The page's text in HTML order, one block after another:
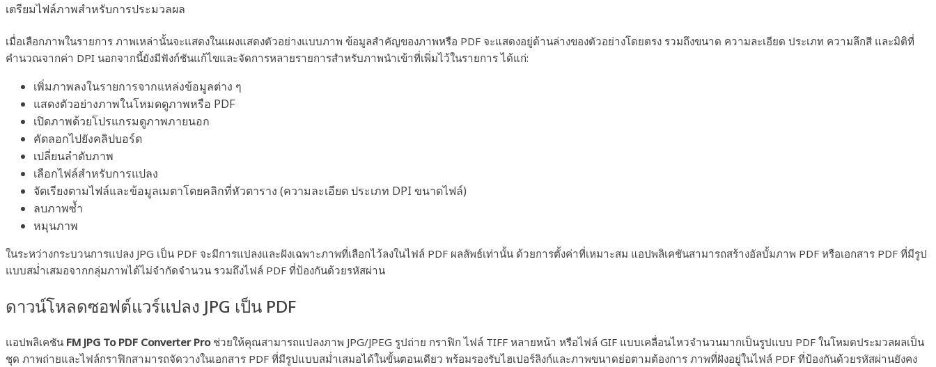
เตรียมไฟล์ภาพสำหรับการประมวลผล
เมื่อเลือกภาพในรายการ ภาพเหล่านั้นจะแสดงในแผงแสดงตัวอย่างแบบภาพ ข้อมูลสำคัญของภาพหรือ PDF จะแสดงอยู่ด้านล่างของตัวอย่างโดยตรง รวมถึงขนาด ความละเอียด ประเภท ความลึกสี และมิติที่
คำนวณจากค่า DPI นอกจากนี้ยังมีฟังก์ชันแก้ไขและจัดการหลายรายการสำหรับภาพนำเข้าที่เพิ่มไว้ในรายการ ได้แก่:
เพิ่มภาพลงในรายการจากแหล่งข้อมูลต่าง ๆ
แสดงตัวอย่างภาพในโหมดดูภาพหรือ PDF
เปิดภาพด้วยโปรแกรมดูภาพภายนอก
คัดลอกไปยังคลิปบอร์ด
เปลี่ยนลำดับภาพ
เลือกไฟล์สำหรับการแปลง
จัดเรียงตามไฟล์และข้อมูลเมตาโดยคลิกที่หัวตาราง (ความละเอียด ประเภท DPI ขนาดไฟล์)
ลบภาพซ้ำ
หมุนภาพ
ในระหว่างกระบวนการแปลง JPG เป็น PDF จะมีการแปลงและฝังเฉพาะภาพที่เลือกไว้ลงในไฟล์ PDF ผลลัพธ์เท่านั้น ด้วยการตั้งค่าที่เหมาะสม แอปพลิเคชันสามารถสร้างอัลบั้มภาพ PDF หรือเอกสาร PDF ที่มีรูป
แบบสม่ำเสมอจากกลุ่มภาพได้ไม่จำกัดจำนวน รวมถึงไฟล์ PDF ที่ป้องกันด้วยรหัสผ่าน
ดาวน์โหลดซอฟต์แวร์แปลง JPG เป็น PDF
แอปพลิเคชัน FM JPG To PDF Converter Proช่วยให้คุณสามารถแปลงภาพ JPG/JPEG รูปถ่าย กราฟิก ไฟล์ TIFF หลายหน้า หรือไฟล์ GIF แบบเคลื่อนไหวจำนวนมากเป็นรูปแบบ PDF ในโหมดประมวลผลเป็น
ชุด ภาพถ่ายและไฟล์กราฟิกสามารถจัดวางในเอกสาร PDF ที่มีรูปแบบสม่ำเสมอได้ในขั้นตอนเดียว พร้อมรองรับไฮเปอร์ลิงก์และภาพขนาดย่อตามต้องการ ภาพที่ฝังอยู่ในไฟล์ PDF ที่ป้องกันด้วยรหัสผ่านยังคง